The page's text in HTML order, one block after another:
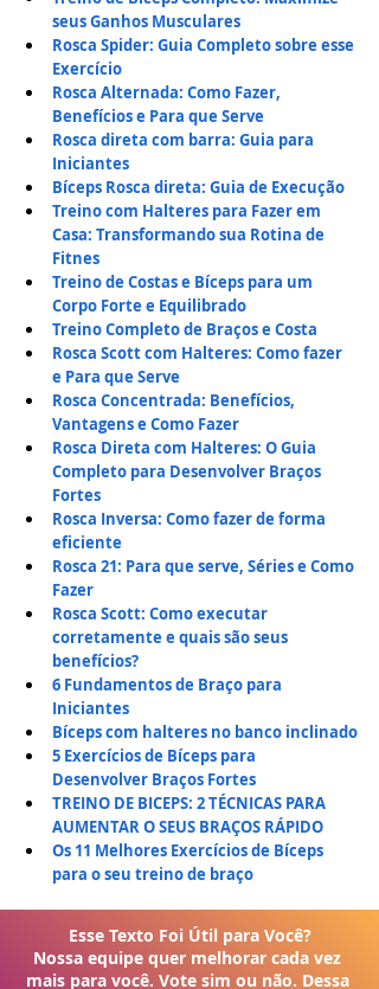
seus Ganhos Musculares
Rosca Spider: Guia Completo sobre esse
Exercício
Rosca Alternada: Como Fazer,
Benefícios e Para que Serve
Rosca direta com barra: Guia para
Iniciantes
Bíceps Rosca direta: Guia de Execução
Treino com Halteres para Fazer em
Casa: Transformando sua Rotina de
Fitnes
Treino de Costas e Bíceps para um
Corpo Forte e Equilibrado
Treino Completo de Braços e Costa
Rosca Scott com Halteres: Como fazer
e Para que Serve
Rosca Concentrada: Benefícios,
Vantagens e Como Fazer
Rosca Direta com Halteres: O Guia
Completo para Desenvolver Braços
Fortes
Rosca Inversa: Como fazer de forma
eficiente
Rosca 21: Para que serve, Séries e Como
Fazer
Rosca Scott: Como executar
corretamente e quais são seus
benefícios?
6 Fundamentos de Braço para
Iniciantes
Bíceps com halteres no banco inclinado
5 Exercícios de Bíceps para
Desenvolver Braços Fortes
TREINO DE BICEPS: 2 TÉCNICAS PARA
AUMENTAR O SEUS BRAÇOS RÁPIDO
Os 11 Melhores Exercícios de Bíceps
para o seu treino de braço
Esse Texto Foi Útil para Você?
Nossa equipe quer melhorar cada vez
mais para você. Vote sim ou não. Dessa